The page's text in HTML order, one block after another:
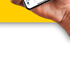
把握できる